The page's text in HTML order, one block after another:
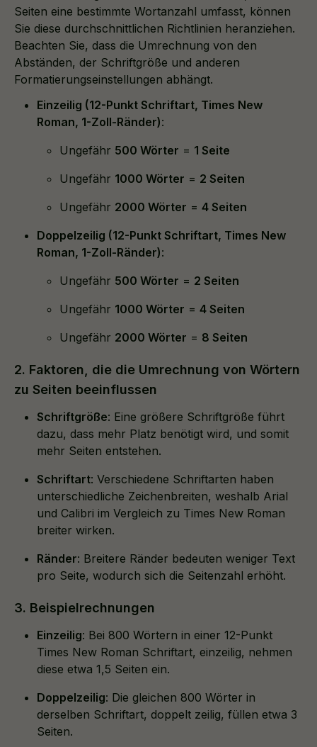
Seiten eine bestimmte Wortanzahl umfasst, können
Sie diese durchschnittlichen Richtlinien heranziehen.
Beachten Sie, dass die Umrechnung von den
Abständen, der Schriftgröße und anderen
Formatierungseinstellungen abhängt.
Einzeilig (12-Punkt Schriftart, Times New
Roman, 1-Zoll-Ränder):
Ungefähr 500 Wörter = 1 Seite
Ungefähr 1000 Wörter = 2 Seiten
Ungefähr 2000 Wörter = 4 Seiten
Doppelzeilig (12-Punkt Schriftart, Times New
Roman, 1-Zoll-Ränder):
Ungefähr 500 Wörter = 2 Seiten
Ungefähr 1000 Wörter = 4 Seiten
Ungefähr 2000 Wörter = 8 Seiten
2. Faktoren, die die Umrechnung von Wörtern
zu Seiten beeinflussen
Schriftgröße: Eine größere Schriftgröße führt
dazu, dass mehr Platz benötigt wird, und somit
mehr Seiten entstehen.
Schriftart: Verschiedene Schriftarten haben
unterschiedliche Zeichenbreiten, weshalb Arial
und Calibri im Vergleich zu Times New Roman
breiter wirken.
Ränder: Breitere Ränder bedeuten weniger Text
pro Seite, wodurch sich die Seitenzahl erhöht.
3. Beispielrechnungen
Einzeilig: Bei 800 Wörtern in einer 12-Punkt
Times New Roman Schriftart, einzeilig, nehmen
diese etwa 1,5 Seiten ein.
Doppelzeilig: Die gleichen 800 Wörter in
derselben Schriftart, doppelt zeilig, füllen etwa 3
Seiten.